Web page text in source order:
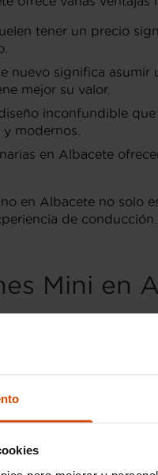
tener un precio
nuevo significa asumir
mejor su valor.
inconfundible
modernos.
en Albacete
en Albacete no solo
de
Mini en
Mini en Albacete
,
Nuestro personal
en Flexicar, nos
de Mini
icónico, eficiencia y